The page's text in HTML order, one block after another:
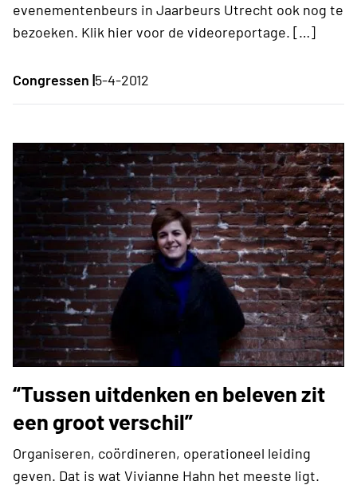
evenementenbeurs in Jaarbeurs Utrecht ook nog te
bezoeken. Klik hier voor de videoreportage. […]
Congressen |5-4-2012
“Tussen uitdenken en beleven zit
een groot verschil”
Organiseren, coördineren, operationeel leiding
geven. Dat is wat Vivianne Hahn het meeste ligt.